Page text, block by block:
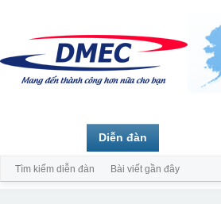
Diễn đàn
Tìm kiếm diễn đàn Bài viết gần đây